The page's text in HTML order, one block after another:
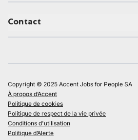
Contact
Copyright © 2025 Accent Jobs for People SA
À propos d’Accent
Politique de cookies
Politique de respect de la vie privée
Conditions d'utilisation
Politique d’Alerte